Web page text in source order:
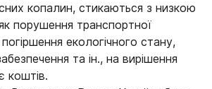
копалин, стикаються з низкою
порушення транспортної
екологічного стану,
та ін., на вирішення
коштів.